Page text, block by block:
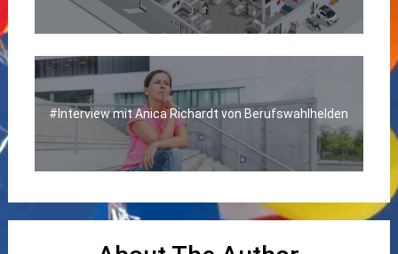
#Interview mit Anica Richardt von Berufswahlhelden